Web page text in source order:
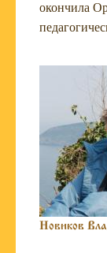
окончила
Новиков